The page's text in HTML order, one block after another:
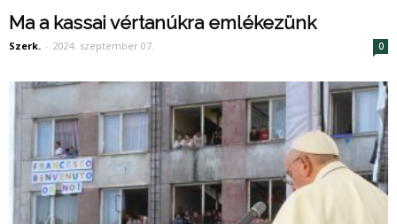
Ma a kassai vértanúkra emlékezünk
Szerk. - 2024. szeptember 07. 0